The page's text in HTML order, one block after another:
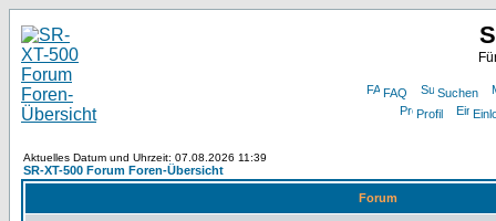
FAQ
Suchen
Profil
Aktuelles Datum und Uhrzeit: 07.08.2026 11:39
SR-XT-500 Forum Foren-Übersicht
Forum